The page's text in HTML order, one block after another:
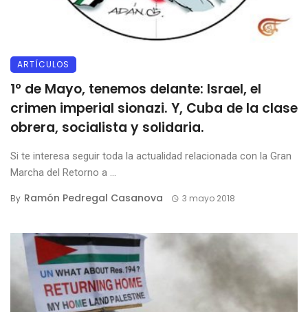
ARTÍCULOS
1º de Mayo, tenemos delante: Israel, el
crimen imperial sionazi. Y, Cuba de la clase
obrera, socialista y solidaria.
Si te interesa seguir toda la actualidad relacionada con la Gran
Marcha del Retorno a ...
By Ramón Pedregal Casanova 3 mayo 2018